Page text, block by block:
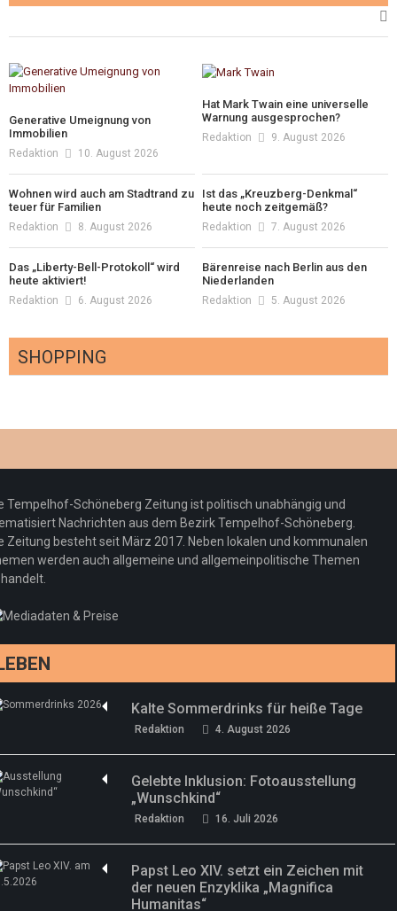
Generative Umeignung von
Immobilien
Redaktion 10. August 2026
Hat Mark Twain eine universelle
Warnung ausgesprochen?
Redaktion 9. August 2026
Wohnen wird auch am Stadtrand zu
teuer für Familien
Redaktion 8. August 2026
Ist das „Kreuzberg-Denkmal“
heute noch zeitgemäß?
Redaktion 7. August 2026
Das „Liberty-Bell-Protokoll“ wird
heute aktiviert!
Redaktion 6. August 2026
Bärenreise nach Berlin aus den
Niederlanden
Redaktion 5. August 2026
SHOPPING
Redaktion 23. Juli 2026
Pepe Jeans London mit Summer Sale und
neuer Kollektion
Redaktion 19. Juli 2026
Woher kommt der Honig? – Neue EU-
Regeln gelten 14. Juni
drei neue Specials zur Fußball-WM
Tempelhof-Schöneberg Zeitung ist politisch unabhängig und
Nachrichten aus dem Bezirk Tempelhof-Schöneberg.
Zeitung besteht seit März 2017. Neben lokalen und kommunalen
werden auch allgemeine und allgemeinpolitische Themen
Kalte Sommerdrinks für heiße Tage
Redaktion 4. August 2026
Gelebte Inklusion: Fotoausstellung
„Wunschkind“
Redaktion 16. Juli 2026
Papst Leo XIV. setzt ein Zeichen mit
der neuen Enzyklika „Magnifica
Humanitas“